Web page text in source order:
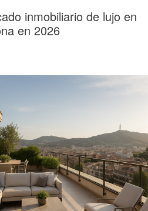
inmobiliario de lujo en
en 2026